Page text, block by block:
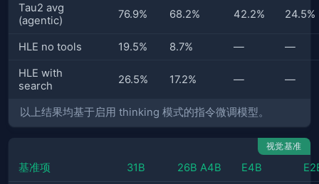
Tau2 avg
(agentic)
76.9% 68.2% 42.2% 24.5%
HLE no tools 19.5% 8.7% — —
HLE with
search
26.5% 17.2% — —
以上结果均基于启用 thinking 模式的指令微调模型。
视觉基准
基准项 31B 26B A4B E4B